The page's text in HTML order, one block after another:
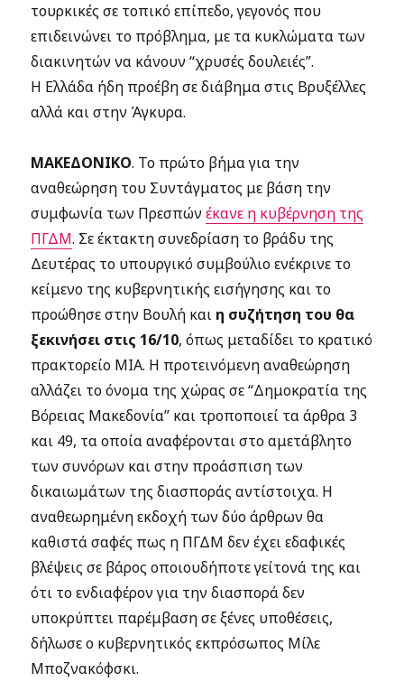
τουρκικές σε τοπικό επίπεδο, γεγονός που
επιδεινώνει το πρόβλημα, με τα κυκλώματα των
διακινητών να κάνουν “χρυσές δουλειές”.
Η Ελλάδα ήδη προέβη σε διάβημα στις Βρυξέλλες
αλλά και στην Άγκυρα.
ΜΑΚΕΔΟΝΙΚΟ. Το πρώτο βήμα για την
αναθεώρηση του Συντάγματος με βάση την
συμφωνία των Πρεσπώνέκανε η κυβέρνηση της
ΠΓΔΜ. Σε έκτακτη συνεδρίαση το βράδυ της
Δευτέρας το υπουργικό συμβούλιο ενέκρινε το
κείμενο της κυβερνητικής εισήγησης και το
προώθησε στην Βουλή και η συζήτηση του θα
ξεκινήσει στις 16/10, όπως μεταδίδει το κρατικό
πρακτορείο MIA. Η προτεινόμενη αναθεώρηση
αλλάζει το όνομα της χώρας σε “Δημοκρατία της
Βόρειας Μακεδονία” και τροποποιεί τα άρθρα 3
και 49, τα οποία αναφέρονται στο αμετάβλητο
των συνόρων και στην προάσπιση των
δικαιωμάτων της διασποράς αντίστοιχα. Η
αναθεωρημένη εκδοχή των δύο άρθρων θα
καθιστά σαφές πως η ΠΓΔΜ δεν έχει εδαφικές
βλέψεις σε βάρος οποιουδήποτε γείτονά της και
ότι το ενδιαφέρον για την διασπορά δεν
υποκρύπτει παρέμβαση σε ξένες υποθέσεις,
δήλωσε ο κυβερνητικός εκπρόσωπος Μίλε
Μποζνακόφσκι.